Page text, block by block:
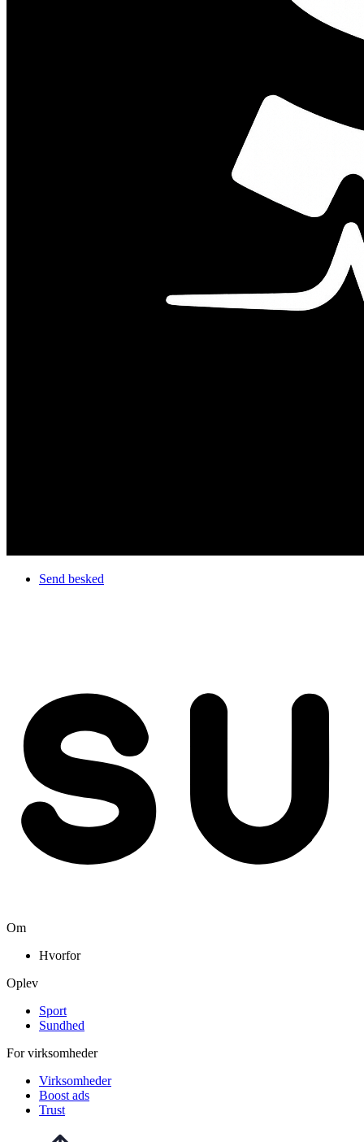
Send besked
Om
Hvorfor
Oplev
Sport
Sundhed
For virksomheder
Virksomheder
Boost ads
Trust